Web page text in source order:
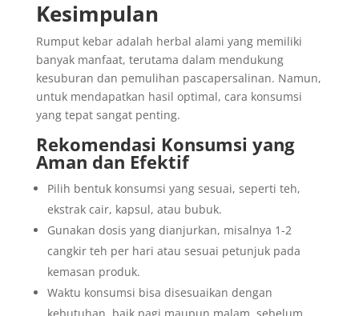
Kesimpulan
Rumput kebar adalah herbal alami yang memiliki
banyak manfaat, terutama dalam mendukung
kesuburan dan pemulihan pascapersalinan. Namun,
untuk mendapatkan hasil optimal, cara konsumsi
yang tepat sangat penting.
Rekomendasi Konsumsi yang
Aman dan Efektif
Pilih bentuk konsumsi yang sesuai, seperti teh,
ekstrak cair, kapsul, atau bubuk.
Gunakan dosis yang dianjurkan, misalnya 1-2
cangkir teh per hari atau sesuai petunjuk pada
kemasan produk.
Waktu konsumsi bisa disesuaikan dengan